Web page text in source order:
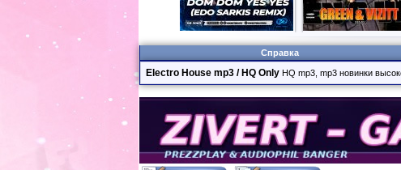
Справка
Electro House mp3 / HQ Only HQ mp3, mp3 новинки